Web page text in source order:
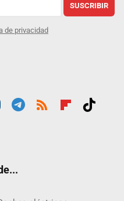
SUSCRIBIR
de privacidad